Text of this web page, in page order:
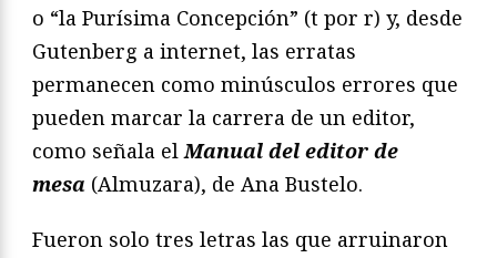
o “la Purísima Concepción” (t por r) y, desde
Gutenberg a internet, las erratas
permanecen como minúsculos errores que
pueden marcar la carrera de un editor,
como señala elManual del editor de
mesa (Almuzara), de Ana Bustelo.
Fueron solo tres letras las que arruinaron